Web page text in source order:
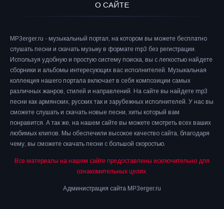
О САЙТЕ
MP3erger.ru - музыкальный портал, на котором вы можете бесплатно
слушать песни и скачать музыку в формате mp3 без регистрации.
Используя удобную и простую систему поиска, вы с легкостью найдете
сборники и альбомы интересующих вас исполнителей. Музыкальная
коллекция нашего портала включает в себя композиции самых
различных жанров, стилей и направлений. На сайте вы найдете mp3
песни как армянских, русских так и зарубежных исполнителей. У нас вы
сможете слушать и скачать новые песни, хиты который вам
понравится. А так же, на нашем сайте вы можете смотреть всех ваших
любимых клипов. Мы обеспечили высокое качество сайта, благодаря
чему, вы сможете скачать песни с большой скоростью.
Все материалы на нашем сайте предоставлены исключительно для
ознакомительных целях.
Администрация сайта MP3erger.ru